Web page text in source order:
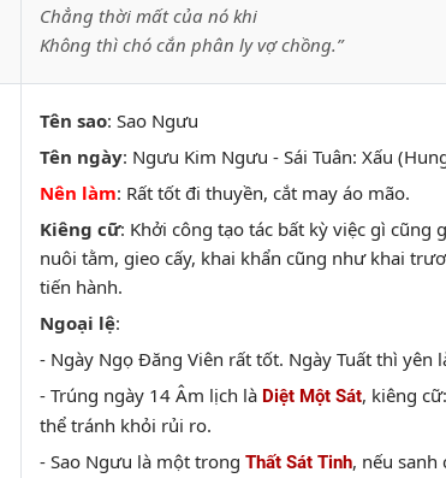
Chẳng thời mất của nó khi
Không thì chó cắn phân ly vợ chồng.”
Tên sao: Sao Ngưu
Tên ngày: Ngưu Kim Ngưu - Sái Tuân: Xấu
Nên làm: Rất tốt đi thuyền, cắt may áo mão.
Kiêng cữ: Khởi công tạo tác bất kỳ việc gì
nuôi tằm, gieo cấy, khai khẩn cũng như khai
tiến hành.
Ngoại lệ:
- Ngày Ngọ Đăng Viên rất tốt. Ngày Tuất thì yên
- Trúng ngày 14 Âm lịch là Diệt Một Sát, kiêng
thể tránh khỏi rủi ro.
- Sao Ngưu là một trong Thất Sát Tinh, nếu sanh